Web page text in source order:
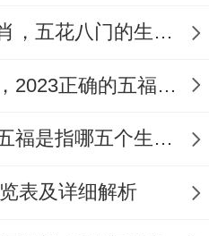
覆盖从家庭生活到事
地推动家庭得推进还
五花八门是指什么生肖，五花八门的生肖究竟是谁？
哪些生肖是五福生肖，2023正确的五福生肖是哪5位
五福生肖是哪几个，五福是指哪五个生肖动物
表及详细解析